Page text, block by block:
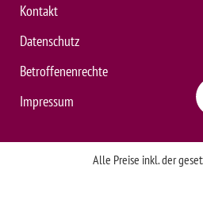
Kontakt
Datenschutz
Betroffenenrechte
Impressum
Alle Preise inkl. der